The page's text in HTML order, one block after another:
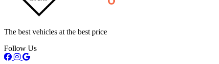
The best vehicles at the best price
Follow Us